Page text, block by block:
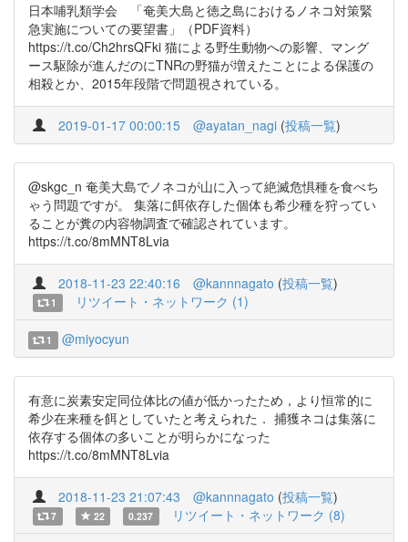
日本哺乳類学会 「奄美大島と徳之島におけるノネコ対策緊
急実施についての要望書」（PDF資料）
https://t.co/Ch2hrsQFki 猫による野生動物への影響、マング
ース駆除が進んだのにTNRの野猫が増えたことによる保護の
相殺とか、2015年段階で問題視されている。
2019-01-17 00:00:15 @ayatan_nagi (投稿一覧)
@skgc_n 奄美大島でノネコが山に入って絶滅危惧種を食べち
ゃう問題ですが。 集落に餌依存した個体も希少種を狩ってい
ることが糞の内容物調査で確認されています。
https://t.co/8mMNT8Lvia
2018-11-23 22:40:16 @kannnagato (投稿一覧)
1 リツイート・ネットワーク (1)
1 @miyocyun
有意に炭素安定同位体比の値が低かったため，より恒常的に
希少在来種を餌としていたと考えられた． 捕獲ネコは集落に
依存する個体の多いことが明らかになった
https://t.co/8mMNT8Lvia
2018-11-23 21:07:43 @kannnagato (投稿一覧)
7 22 0.237 リツイート・ネットワーク (8)